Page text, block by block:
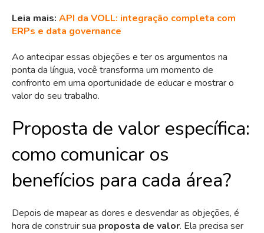
Leia mais: API da VOLL: integração completa com
ERPs e data governance
Ao antecipar essas objeções e ter os argumentos na
ponta da língua, você transforma um momento de
confronto em uma oportunidade de educar e mostrar o
valor do seu trabalho.
Proposta de valor específica:
como comunicar os
benefícios para cada área?
Depois de mapear as dores e desvendar as objeções, é
hora de construir sua proposta de valor. Ela precisa ser